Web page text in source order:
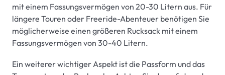
mit einem Fassungsvermögen von 20-30 Litern aus. Für
längere Touren oder Freeride-Abenteuer benötigen Sie
möglicherweise einen größeren Rucksack mit einem
Fassungsvermögen von 30-40 Litern.
Ein weiterer wichtiger Aspekt ist die Passform und das